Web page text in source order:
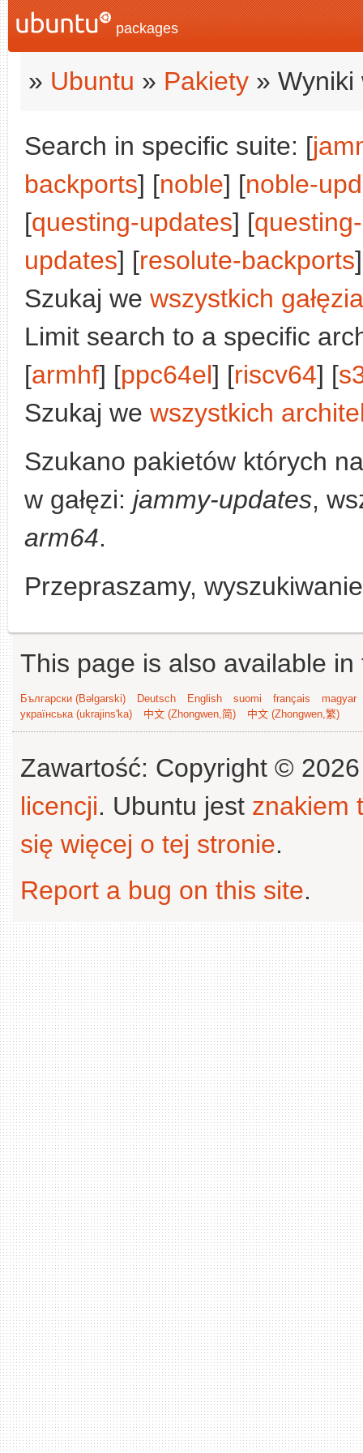
packages
» Ubuntu » Pakiety » Wyniki
Search in specific suite: [
backports] [noble] [noble-
[questing-updates] [
updates] [resolute-backports
Szukaj we wszystkich
Limit search to a specific
[armhf] [ppc64el] [riscv64] [
Szukaj we wszystkich
Szukano pakietów których
w gałęzi: jammy-updates,
arm64.
Przepraszamy,
This page is also available
Български (Bəlgarski) Deutsch English suomi français
magyar
українська (ukrajins'ka)
中文 (Zhongwen,简) 中文 (Zhongwen,繁)
Zawartość: Copyright ©
licencji. Ubuntu jest znakiem
się więcej o tej stronie.
Report a bug on this site.